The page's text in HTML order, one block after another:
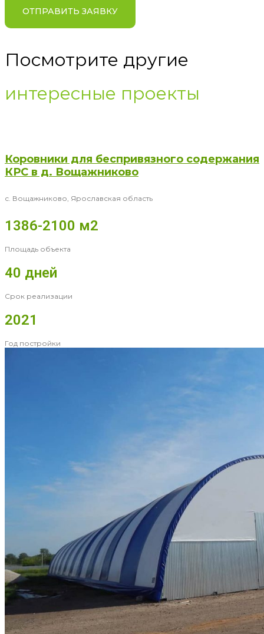
ОТПРАВИТЬ ЗАЯВКУ
Посмотрите другие
интересные проекты
Коровники для беспривязного содержания
КРС в д. Вощажниково
с. Вощажниково, Ярославская область
1386-2100 м2
Площадь объекта
40 дней
Срок реализации
2021
Год постройки